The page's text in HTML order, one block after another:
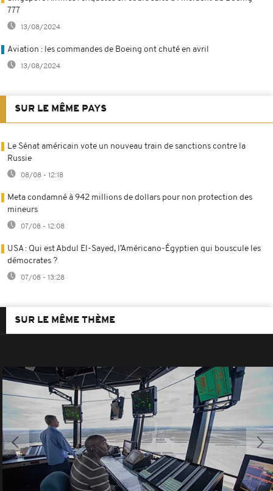
777
13/08/2024
Aviation : les commandes de Boeing ont chuté en avril
13/08/2024
SUR LE MÊME PAYS
Le Sénat américain vote un nouveau train de sanctions contre la
Russie
08/08 - 12:18
Meta condamné à 942 millions de dollars pour non protection des
mineurs
07/08 - 12:08
USA : Qui est Abdul El-Sayed, l’Américano-Égyptien qui bouscule les
démocrates ?
07/08 - 13:28
SUR LE MÊME THÈME